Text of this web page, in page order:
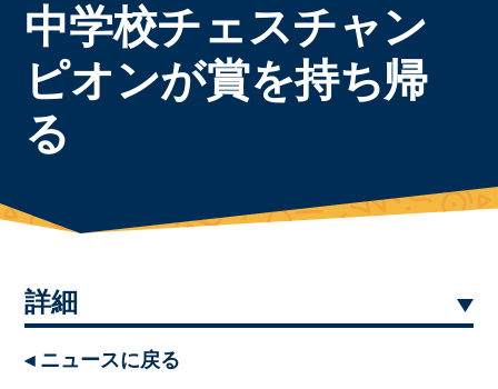
中学校チェスチャン
ピオンが賞を持ち帰
る
詳細
◂ ニュースに戻る